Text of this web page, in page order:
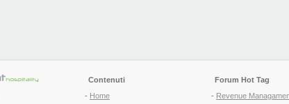
Contenuti
- Home
Forum Hot Tag
- Revenue